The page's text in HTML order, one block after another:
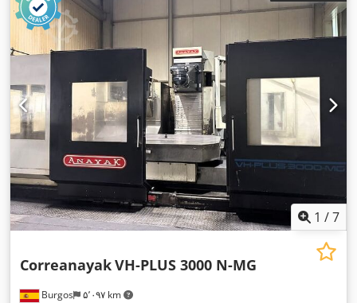
1 /7
Burgos ۵٬۰۹۷ km
CorreanayakVH-PLUS 3000 N-MG